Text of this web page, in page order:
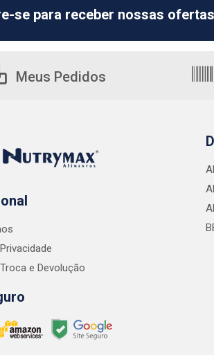
se para receber nossas
Meus Pedidos
e Devolução